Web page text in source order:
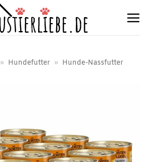
» Hundefutter » Hunde-Nassfutter